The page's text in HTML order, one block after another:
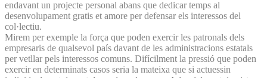
endavant un projecte personal abans que dedicar temps al
desenvolupament gratis et amore per defensar els interessos del
col·lectiu.
Mirem per exemple la força que poden exercir les patronals dels
empresaris de qualsevol país davant de les administracions estatals
per vetllar pels interessos comuns. Difícilment la pressió que poden
exercir en determinats casos seria la mateixa que si actuessin